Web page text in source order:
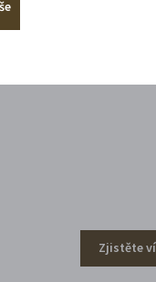
Zjistěte